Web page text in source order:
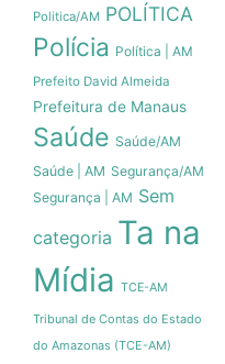
Politica/AM POLÍTICA
Polícia Política | AM
Prefeito David Almeida
Prefeitura de Manaus
Saúde Saúde/AM
Saúde | AM Segurança/AM
Segurança | AM Sem
categoria Ta na
Mídia TCE-AM
Tribunal de Contas do Estado
do Amazonas (TCE-AM)